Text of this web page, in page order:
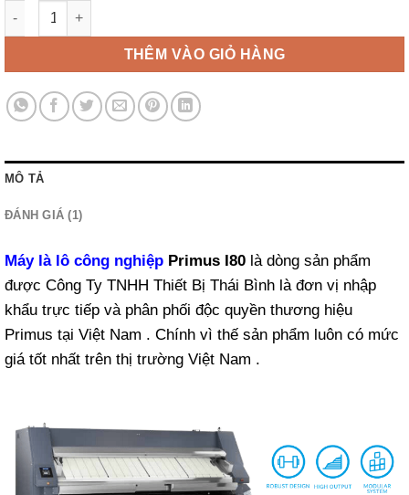
Máy là lô công nghiệp Primus I80 số lượng
THÊM VÀO GIỎ HÀNG
MÔ TẢ
ĐÁNH GIÁ (1)
Máy là lô công nghiệp Primus I80 là dòng sản phẩm
được Công Ty TNHH Thiết Bị Thái Bình là đơn vị nhập
khẩu trực tiếp và phân phối độc quyền thương hiệu
Primus tại Việt Nam . Chính vì thế sản phẩm luôn có mức
giá tốt nhất trên thị trường Việt Nam .